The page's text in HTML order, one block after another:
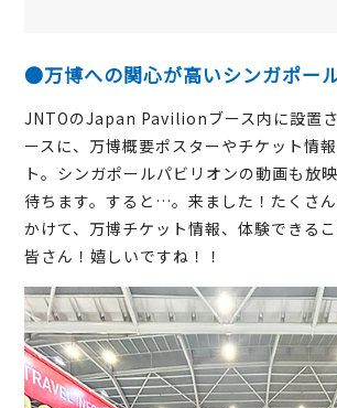
●万博への関心が高いシンガポー
JNTOのJapan Pavilionブース内に設置
ースに、万博概要ポスターやチケット情
ト。シンガポールパビリオンの動画も放
待ちます。すると…。来ました！たくさ
かけて、万博チケット情報、体験できる
皆さん！嬉しいですね！！